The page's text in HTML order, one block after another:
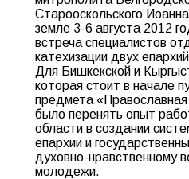
Старооскольского
земле 3-6 августа 2012
встреча специалистов
катехизации двух
Для Бишкекской и
которая стоит в начале
предмета
было перенять опыт
области в создании
епархии и
духовно-нравственному
молодежи.